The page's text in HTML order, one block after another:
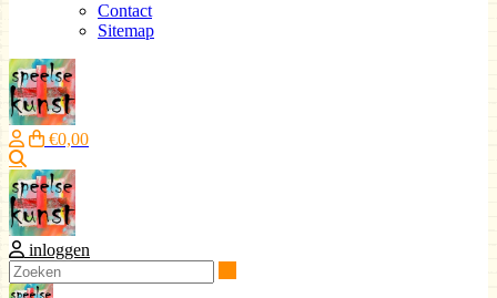
Contact
Sitemap
€0,00
inloggen